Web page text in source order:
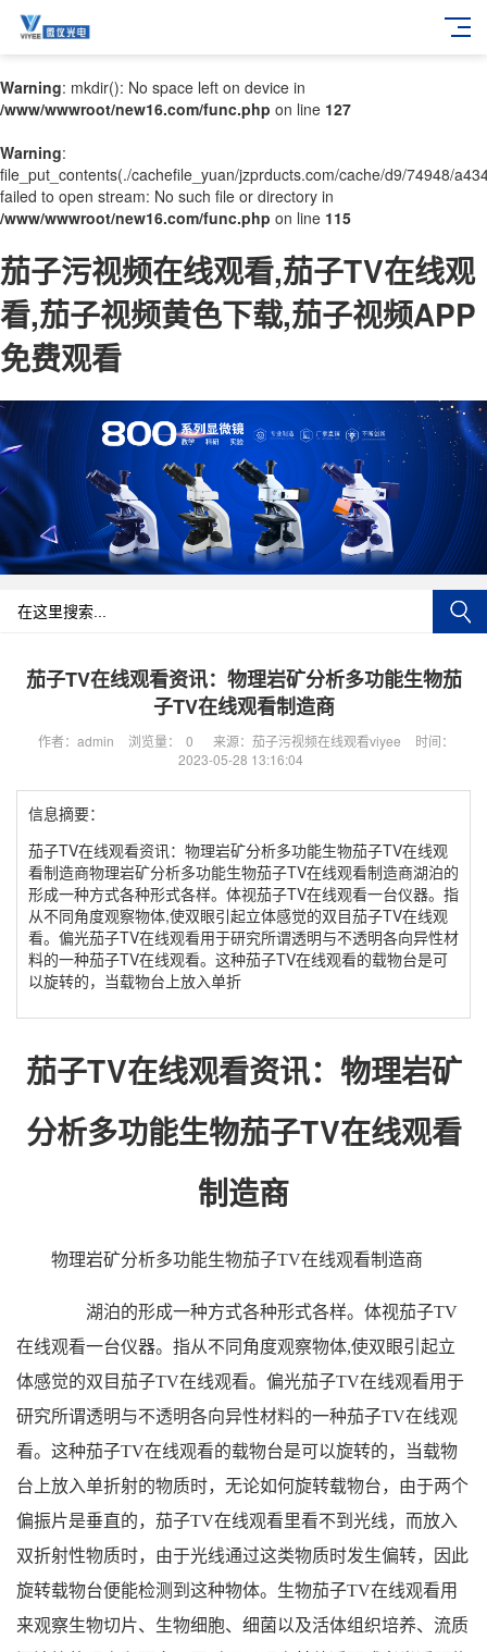
Warning: mkdir(): No space left on device in
/www/wwwroot/new16.com/func.php on line 127
Warning:
file_put_contents(./cachefile_yuan/jzprducts.com/cache/d9/74948/
failed to open stream: No such file or directory in
/www/wwwroot/new16.com/func.php on line 115
茄子污视频在线观看,茄子TV在线观
看,茄子视频黄色下载,茄子视频APP
免费观看
茄子TV在线观看资讯：物理岩矿分析多功能生物茄
子TV在线观看制造商
作者：admin 浏览量： 0 来源：茄子污视频在线观看viyee
时间：
2023-05-28 13:16:04
信息摘要：
茄子TV在线观看资讯：物理岩矿分析多功能生物茄子TV在线观
看制造商物理岩矿分析多功能生物茄子TV在线观看制造商湖泊的
形成一种方式各种形式各样。体视茄子TV在线观看一台仪器。指
从不同角度观察物体,使双眼引起立体感觉的双目茄子TV在线观
看。偏光茄子TV在线观看用于研究所谓透明与不透明各向异性材
料的一种茄子TV在线观看。这种茄子TV在线观看的载物台是可
以旋转的，当载物台上放入单折
茄子TV在线观看资讯：物理岩矿
分析多功能生物茄子TV在线观看
制造商
物理岩矿分析多功能生物茄子TV在线观看制造商
湖泊的形成一种方式各种形式各样。体视茄子TV
在线观看一台仪器。指从不同角度观察物体,使双眼引起立
体感觉的双目茄子TV在线观看。偏光茄子TV在线观看用于
研究所谓透明与不透明各向异性材料的一种茄子TV在线观
看。这种茄子TV在线观看的载物台是可以旋转的，当载物
台上放入单折射的物质时，无论如何旋转载物台，由于两个
偏振片是垂直的，茄子TV在线观看里看不到光线，而放入
双折射性物质时，由于光线通过这类物质时发生偏转，因此
旋转载物台便能检测到这种物体。生物茄子TV在线观看用
来观察生物切片、生物细胞、细菌以及活体组织培养、流质